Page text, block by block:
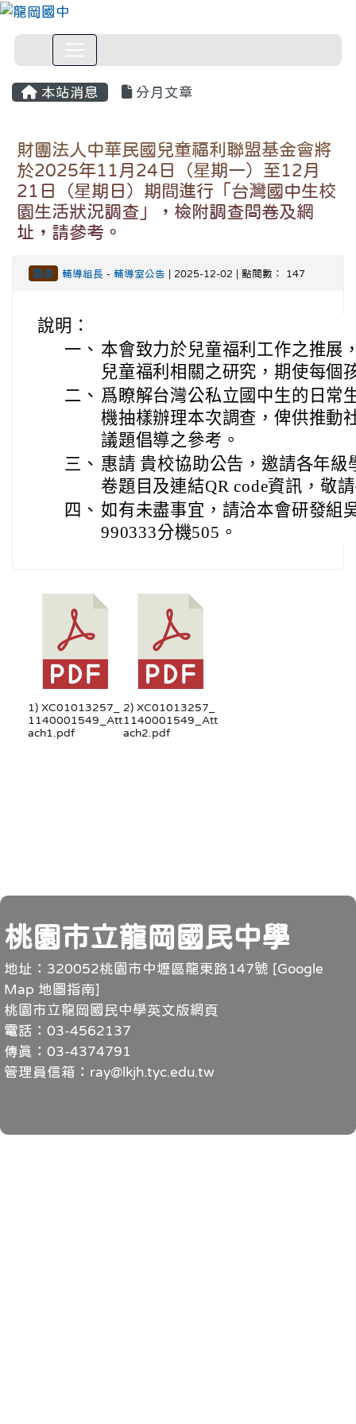
本站消息 分月文章
財團法人中華民國兒童福利聯盟基金會將
於2025年11月24日（星期一）至12月
21日（星期日）期間進行「台灣國中生校
園生活狀況調查」，檢附調查問卷及網
址，請參考。
調查 輔導組長 - 輔導室公告 | 2025-12-02 | 點閱數： 147
說明：
一、 本會致力於兒童福利工作之推展
兒童福利相關之研究，期使每個
二、 爲瞭解台灣公私立國中生的日常
機抽樣辦理本次調查，俾供推動
議題倡導之參考。
三、 惠請 貴校協助公告，邀請各年
卷題目及連結QR code資訊，敬
四、 如有未盡事宜，請洽本會研發組
990333分機505。
1) XC01013257_
1140001549_Att
ach1.pdf
2) XC01013257_
1140001549_Att
ach2.pdf
頁尾
桃園市立龍岡國民中學
地址：320052桃園市中壢區龍東路147號 [Google
Map 地圖指南]
桃園市立龍岡國民中學英文版網頁
電話：03-4562137
傳真：03-4374791
管理員信箱：ray@lkjh.tyc.edu.tw